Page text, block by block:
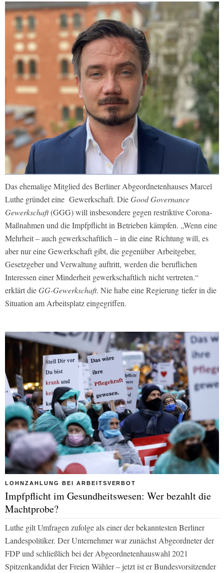
Das ehemalige Mitglied des Berliner Abgeordnetenhauses Marcel
Luthe gründet eine Gewerkschaft. DieGood Governance
Gewerkschaft(GGG) will insbesondere gegen restriktive Corona-
Maßnahmen und die Impfpflicht in Betrieben kämpfen. „Wenn eine
Mehrheit – auch gewerkschaftlich – in die eine Richtung will, es
aber nur eine Gewerkschaft gibt, die gegenüber Arbeitgeber,
Gesetzgeber und Verwaltung auftritt, werden die beruflichen
Interessen einer Minderheit gewerkschaftlich nicht vertreten.“
erklärt dieGG-Gewerkschaft. Nie habe eine Regierung tiefer in die
Situation am Arbeitsplatz eingegriffen.
LOHNZAHLUNG BEI ARBEITSVERBOT
Impfpflicht im Gesundheitswesen: Wer bezahlt die
Machtprobe?
Luthe gilt Umfragen zufolge als einer der bekanntesten Berliner
Landespolitiker. Der Unternehmer war zunächst Abgeordneter der
FDP und schließlich bei der Abgeordnetenhauswahl 2021
Spitzenkandidat der Freien Wähler – jetzt ist er Bundesvorsitzender